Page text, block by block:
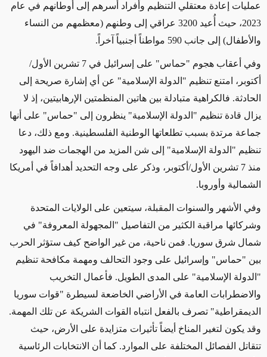
عمليات إعادة معتقلي التنظيم وأفراد أسرهم إلى أوطانهم في عام
2023،
حيث أُعيد 3200 عراقي إلى وطنهم
(معظمهم من النساء
والأطفال) إلى جانب 590 مواطناً أجنبياً آخراً.
وفي أعقاب هجوم "حماس" على إسرائيل في 7 تشرين الأول/
أكتوبر، امتنع تنظيم "الدولة الإسلامية" عن أي إشارة صريحة إلى
الحادثة. فالكراهية متبادلة بين هاتين المنظمتين الإرهابيتين، إذ لا
يزال قادة تنظيم "الدولة الإسلامية" ينظرون إلى "حماس" على أنها
جماعة مرتدة بسبب تطلعاتها الوطنية الفلسطينية. ومع ذلك، دعا
تنظيم "الدولة الإسلامية" إلى شن المزيد من الهجمات ضد اليهود
منذ 7 تشرين الأول/أكتوبر، وذكر على وجه التحديد أهدافاً في أمريكا
الشمالية وأوروبا.
وفي الأشهر والسنوات المقبلة، سيتعين على الولايات المتحدة
وشركائها مراقبة الكثير من التفاصيل "المجهولة المعروفة" في
شمال شرق سوريا. فمن ناحية، من غير الواضح كيف ستؤثر الحرب
بين "حماس" وإسرائيل على وجود التحالف ومهمة مكافحة تنظيم
"الدولة الإسلامية" على المدى الطويل. فأعمال التخريب
والاضطرابات العامة في الأراضي الخاضعة لسيطرة "قوات سوريا
الديمقراطية" تصرف بالفعل انتباه القوات الشريكة عن تلك المهمة.
وقد يكون لتغير المناخ أيضاً تأثيرات متزايدة على الأرض، حيث
تتقاتل الفصائل المختلفة على الموارد. كما أن الانتخابات الرئاسية